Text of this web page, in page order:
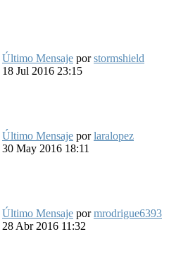
Último Mensaje porstormshield
18 Jul 2016 23:15
Último Mensaje porlaralopez
30 May 2016 18:11
Último Mensaje pormrodrigue6393
28 Abr 2016 11:32